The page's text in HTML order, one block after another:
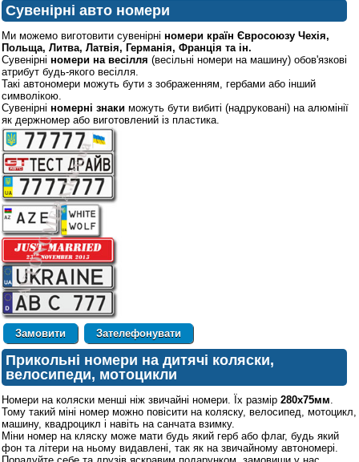
Сувенірні авто номери
Ми можемо виготовити сувенірні номери країн Євросоюзу Чехія,
Польща, Литва, Латвія, Германія, Франція та ін.
Сувенірні номери на весілля (весільні номери на машину) обов'язкові
атрибут будь-якого весілля.
Такі автономери можуть бути з зображенням, гербами або інший
символікою.
Сувенірні номерні знаки можуть бути вибиті (надруковані) на алюмінії
як держномер або виготовлений із пластика.
Зателефонувати
Прикольні номери на дитячі коляски,
велосипеди, мотоцикли
Номери на коляски менші ніж звичайні номери. Їх размір 280х75мм.
Тому такий міні номер можно повісити на коляску, велосипед, мотоцикл,
машину, квадроцикл і навіть на санчата взимку.
Міни номер на кляску може мати будь який герб або флаг, будь який
фон та літери на ньому видавлені, так як на звичайному автономері.